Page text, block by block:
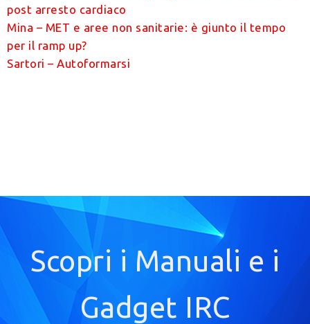
post arresto cardiaco
Mina – MET e aree non sanitarie: è giunto il tempo
per il ramp up?
Sartori – Autoformarsi
Scopri i Manuali e i
Gadget IRC